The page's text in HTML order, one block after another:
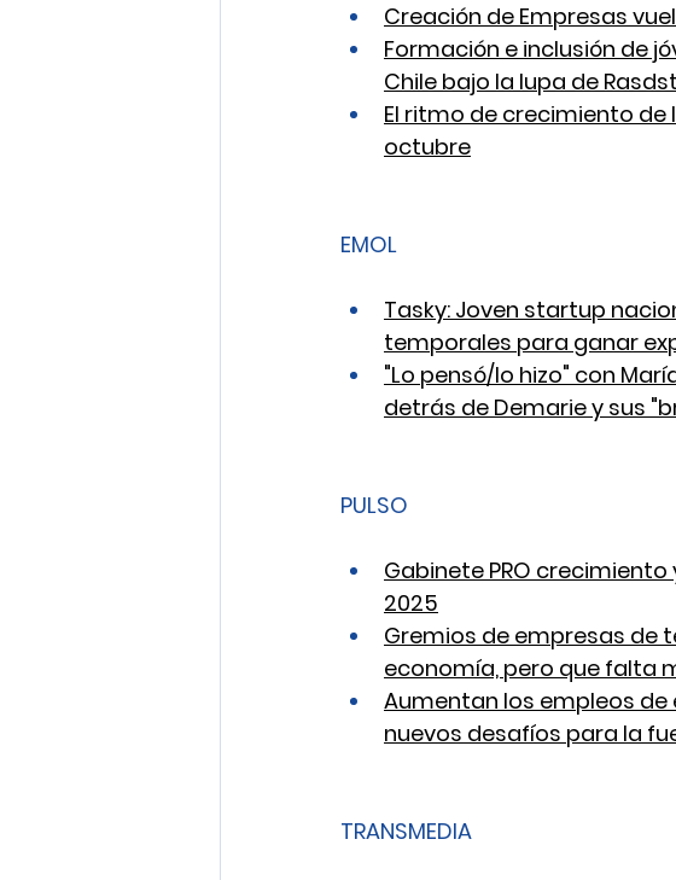
Creación de Empresas
Formación e inclusión de
Chile bajo la lupa de
El ritmo de crecimiento de
octubre
EMOL
Tasky: Joven startup
temporales para ganar
"Lo pensó/lo hizo" con
detrás de Demarie y sus
PULSO
Gabinete PRO
2025
Gremios de empresas de
economía, pero que falta
Aumentan los empleos
nuevos desafíos para la
TRANSMEDIA